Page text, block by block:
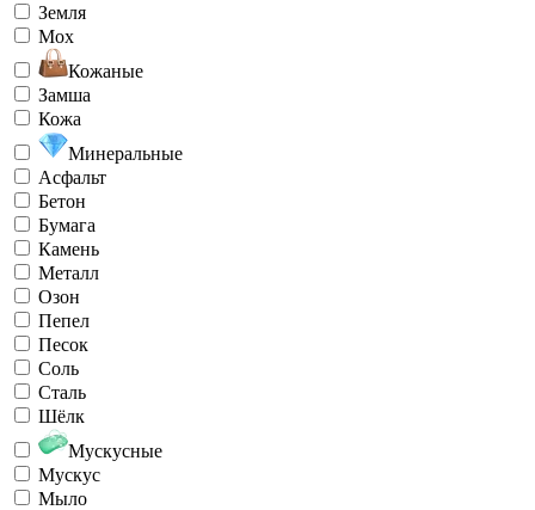
Земля
Мох
Кожаные
Замша
Кожа
Минеральные
Асфальт
Бетон
Бумага
Камень
Металл
Озон
Пепел
Песок
Соль
Сталь
Шёлк
Мускусные
Мускус
Мыло